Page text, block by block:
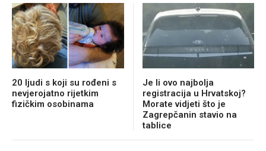
20 ljudi s koji su rođeni s
nevjerojatno rijetkim
fizičkim osobinama
Je li ovo najbolja
registracija u Hrvatskoj?
Morate vidjeti što je
Zagrepčanin stavio na
tablice